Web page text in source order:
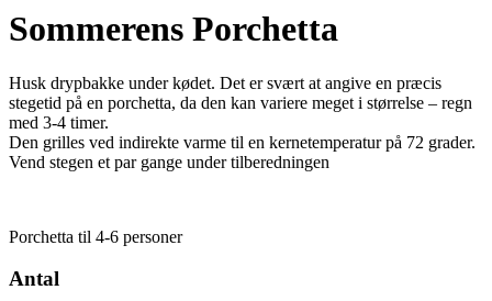
Sommerens Porchetta
Husk drypbakke under kødet. Det er svært at angive en præcis
stegetid på en porchetta, da den kan variere meget i størrelse – regn
med 3-4 timer.
Den grilles ved indirekte varme til en kernetemperatur på 72 grader.
Vend stegen et par gange under tilberedningen
Porchetta til 4-6 personer
Antal